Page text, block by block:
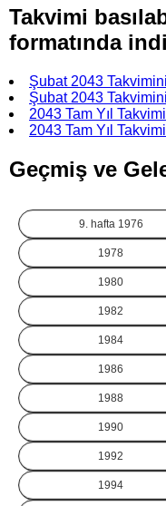
Takvimi
formatında
Şubat 2043
Şubat 2043
2043 Tam Yıl
2043 Tam Yıl
Geçmiş ve
9. hafta 1976
1978
1980
1982
1984
1986
1988
1990
1992
1994